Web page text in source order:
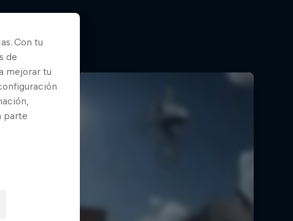
Con tu
de
mejorar tu
parte